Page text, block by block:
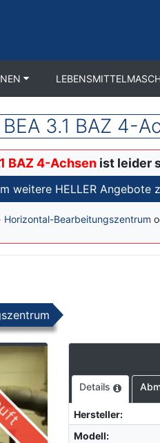
3.1 BAZ 4-
BAZ 4-Achsen ist leider
weitere HELLER Angebote
Horizontal-Bearbeitungszentrum
Details
Hersteller:
Modell: